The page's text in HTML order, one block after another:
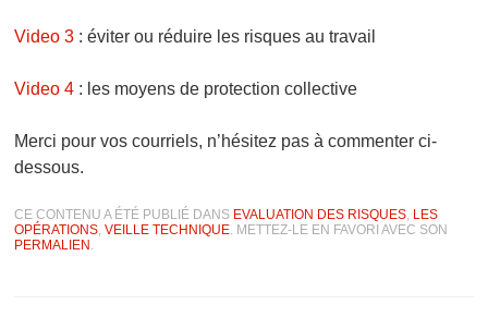
Video 3 : éviter ou réduire les risques au travail
Video 4 : les moyens de protection collective
Merci pour vos courriels, n’hésitez pas à commenter ci-
dessous.
CE CONTENU A ÉTÉ PUBLIÉ DANS EVALUATION DES RISQUES, LES
OPÉRATIONS,VEILLE TECHNIQUE. METTEZ-LE EN FAVORI AVEC SON
PERMALIEN .